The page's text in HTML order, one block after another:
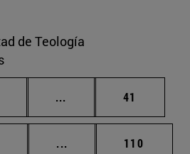
de Teología
... Páginas intermedias
Página
41
... Páginas intermedias
Página
110